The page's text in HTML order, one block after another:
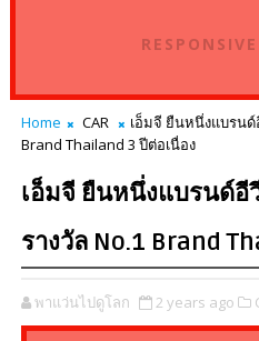
Home CAR
เอ็มจี ยืนหนึ่งแบรน
Brand Thailand 3 ปีต่อเนื่อง
เอ็มจี ยืนหนึ่งแบรนด์
รางวัล No.1 Brand
พาแว่นไปดูโลก 2 years ago